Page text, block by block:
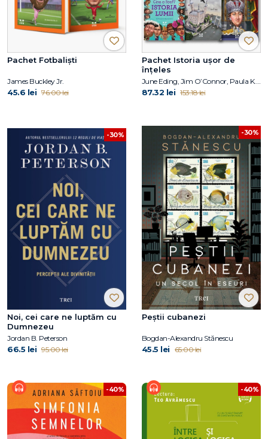
Pachet Fotbaliști
James Buckley Jr.
45.6 lei 76.00 lei
Pachet Istoria ușor de
înțeles
June Eding, Jim O’Connor, Paula K. Manzanero, Janet B. Pascal, Pam Pollack, Meg Belviso
87.32 lei 153.18 lei
-30%
Noi, cei care ne luptăm cu
Dumnezeu
Jordan B. Peterson
66.5 lei 95.00 lei
-30%
Peștii cubanezi
Bogdan-Alexandru Stănescu
45.5 lei 65.00 lei
-40% -40%